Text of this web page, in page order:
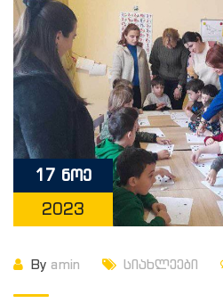
17 ნოე
2023
By amin სიახლეები